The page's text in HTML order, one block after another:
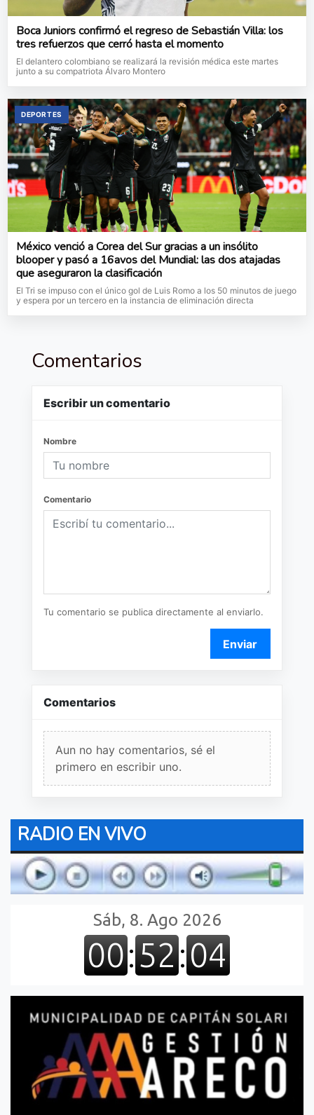
Boca Juniors confirmó el regreso de Sebastián Villa: los
tres refuerzos que cerró hasta el momento
El delantero colombiano se realizará la revisión médica este martes
junto a su compatriota Álvaro Montero
DEPORTES
México venció a Corea del Sur gracias a un insólito
blooper y pasó a 16avos del Mundial: las dos atajadas
que aseguraron la clasificación
El Tri se impuso con el único gol de Luis Romo a los 50 minutos de juego
y espera por un tercero en la instancia de eliminación directa
Comentarios
Escribir un comentario
Nombre
Comentario
Tu comentario se publica directamente al enviarlo.
Enviar
Comentarios
Aun no hay comentarios, sé el
primero en escribir uno.
RADIO EN VIVO